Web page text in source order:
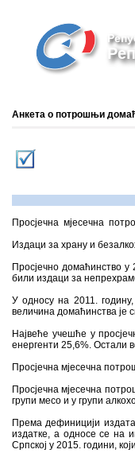
Анкета о потрошњи
Просјечна мјесечна
Издаци за храну и
Просјечно домаћинство
били издаци за
У односу на 2011.
величина домаћинства је
Највеће учешће у
енергенти 25,6%. Остали
Просјечна мјесечна
Просјечна мјесечна
групи месо и у групи
Према дефиницији
издатке, а односе се на
Српској у 2015. години,